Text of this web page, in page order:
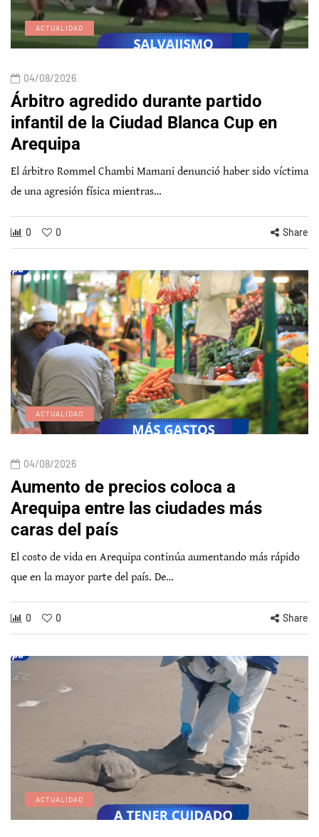
ACTUALIDAD
04/08/2026
Árbitro agredido durante partido
infantil de la Ciudad Blanca Cup en
Arequipa
El árbitro Rommel Chambi Mamani denunció haber sido víctima
de una agresión física mientras…
0 0 Share
ACTUALIDAD
04/08/2026
Aumento de precios coloca a
Arequipa entre las ciudades más
caras del país
El costo de vida en Arequipa continúa aumentando más rápido
que en la mayor parte del país. De…
0 0 Share
ACTUALIDAD